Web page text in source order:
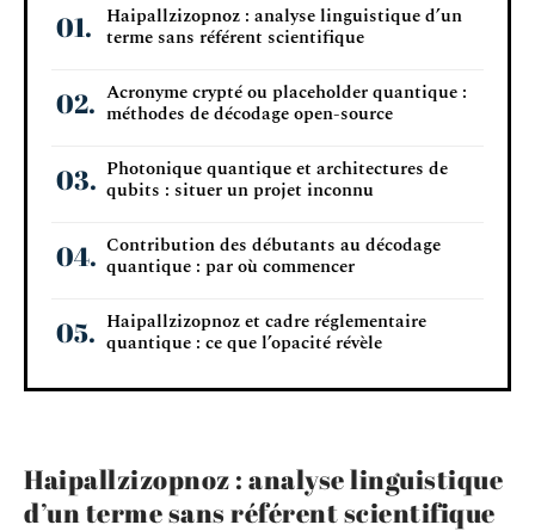
Haipallzizopnoz : analyse linguistique d’un
terme sans référent scientifique
Acronyme crypté ou placeholder quantique :
méthodes de décodage open-source
Photonique quantique et architectures de
qubits : situer un projet inconnu
Contribution des débutants au décodage
quantique : par où commencer
Haipallzizopnoz et cadre réglementaire
quantique : ce que l’opacité révèle
Haipallzizopnoz : analyse linguistique
d’un terme sans référent scientifique